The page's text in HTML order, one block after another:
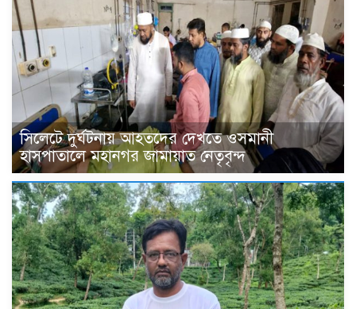
সিলেটে দুর্ঘটনায় আহতদের দেখতে ওসমানী
হাসপাতালে মহানগর জামায়াত নেতৃবৃন্দ